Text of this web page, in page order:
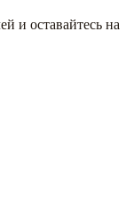
и оставайтесь на